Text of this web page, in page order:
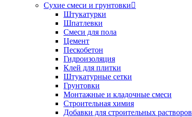
Сухие смеси и грунтовки
Штукатурки
Шпатлевки
Смеси для пола
Цемент
Пескобетон
Гидроизоляция
Клей для плитки
Штукатурные сетки
Грунтовки
Монтажные и кладочные смеси
Строительная химия
Добавки для строительных растворов